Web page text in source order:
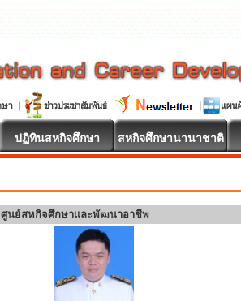
ปฏิทินสหกิจศึกษา สหกิจศึกษานานาชาติ
ศูนย์สหกิจศึกษาและพัฒนาอาชีพ